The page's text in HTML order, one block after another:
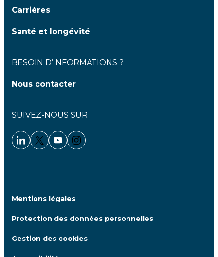
Carrières
Santé et longévité
BESOIN D’INFORMATIONS ?
Nous contacter
SUIVEZ-NOUS SUR
Linkedin - Clariane
Twitter - Clariane
Youtube - Clariane
Instagram - Clariane
Mentions légales
Protection des données personnelles
Gestion des cookies